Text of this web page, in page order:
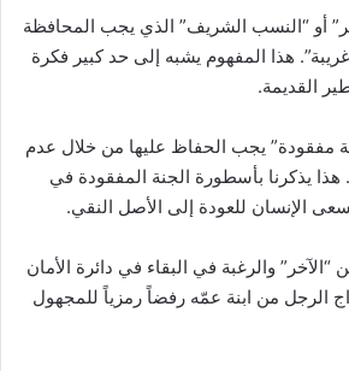
أو “النسب الشريف” الذي يجب المحافظة
هذا المفهوم يشبه إلى حد كبير فكرة
القديمة.
مفقودة” يجب الحفاظ عليها من خلال عدم
هذا يذكرنا بأسطورة الجنة المفقودة في
الإنسان للعودة إلى الأصل النقي.
“الآخر” والرغبة في البقاء في دائرة الأمان
الرجل من ابنة عمّه رفضاً رمزياً للمجهول